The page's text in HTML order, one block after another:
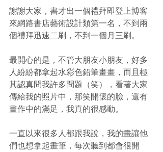
謝謝大家，書才出一個禮拜即登上博客
來網路書店藝術設計類第一名，不到兩
個禮拜迅速二刷，不到一個月三刷。
最開心的是，不管大朋友小朋友，好多
人紛紛都拿起水彩色鉛筆畫畫，而且極
其認真問我許多問題（笑），看著大家
傳給我的照片中，那笑開懷的臉，還有
畫作中的滿足，我真的很感動。
一直以來很多人都跟我說，我的畫讓他
們也想拿起畫筆，每次聽到都會很開